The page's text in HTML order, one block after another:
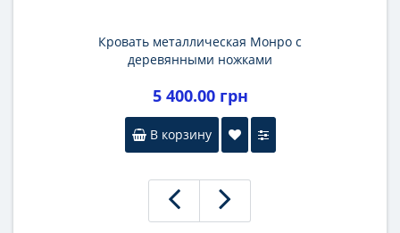
Кровать металлическая Монро с
деревянными ножками
5 400.00 грн
В корзину